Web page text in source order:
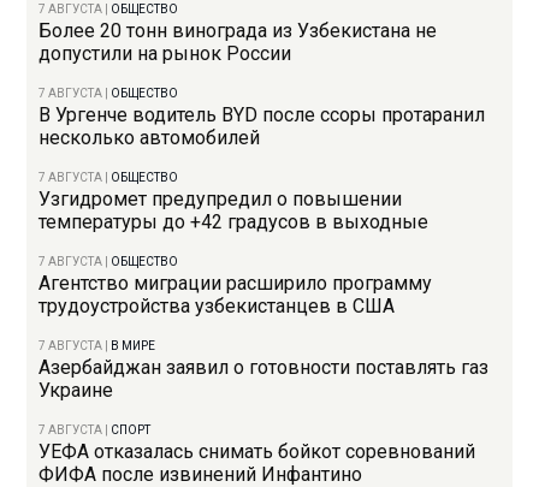
7 АВГУСТА ОБЩЕСТВО
Более 20 тонн винограда из Узбекистана не
допустили на рынок России
7 АВГУСТА ОБЩЕСТВО
В Ургенче водитель BYD после ссоры протаранил
несколько автомобилей
7 АВГУСТА ОБЩЕСТВО
Узгидромет предупредил о повышении
температуры до +42 градусов в выходные
7 АВГУСТА ОБЩЕСТВО
Агентство миграции расширило программу
трудоустройства узбекистанцев в США
7 АВГУСТА В МИРЕ
Азербайджан заявил о готовности поставлять газ
Украине
7 АВГУСТА СПОРТ
УЕФА отказалась снимать бойкот соревнований
ФИФА после извинений Инфантино